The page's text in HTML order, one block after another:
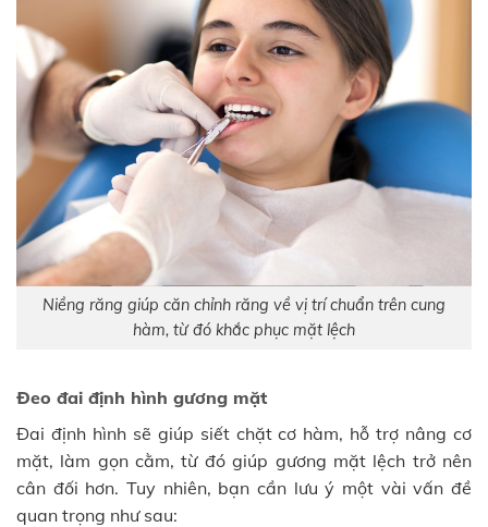
Niềng răng giúp căn chỉnh răng về vị trí chuẩn trên cung
hàm, từ đó khắc phục mặt lệch
Đeo đai định hình gương mặt
Đai định hình sẽ giúp siết chặt cơ hàm, hỗ trợ nâng cơ
mặt, làm gọn cằm, từ đó giúp gương mặt lệch trở nên
cân đối hơn. Tuy nhiên, bạn cần lưu ý một vài vấn đề
quan trọng như sau: